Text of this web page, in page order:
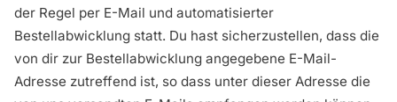
der Regel per E-Mail und automatisierter
Bestellabwicklung statt. Du hast sicherzustellen, dass die
von dir zur Bestellabwicklung angegebene E-Mail-
Adresse zutreffend ist, so dass unter dieser Adresse die